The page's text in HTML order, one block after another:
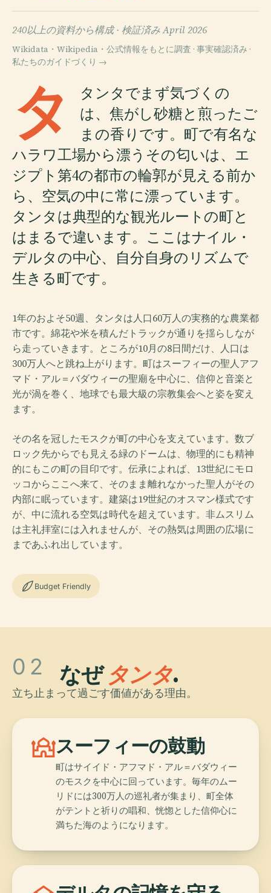
240以上の資料から構成 · 検証済み April 2026
Wikidata・Wikipedia・公式情報をもとに調査 · 事実確認済み ·
私たちのガイドづくり →
タ
タンタでまず気づくの
は、焦がし砂糖と煎ったご
まの香りです。町で有名な
ハラワ工場から漂うその匂いは、エ
ジプト第4の都市の輪郭が見える前か
ら、空気の中に常に漂っています。
タンタは典型的な観光ルートの町と
はまるで違います。ここはナイル・
デルタの中心、自分自身のリズムで
生きる町です。
1年のおよそ50週、タンタは人口60万人の実務的な農業都
市です。綿花や米を積んだトラックが通りを揺らしなが
ら走っていきます。ところが10月の8日間だけ、人口は
300万人へと跳ね上がります。町はスーフィーの聖人アフ
マド・アル＝バダウィーの聖廟を中心に、信仰と音楽と
光が渦を巻く、地球でも最大級の宗教集会へと姿を変え
ます。
その名を冠したモスクが町の中心を支えています。数ブ
ロック先からでも見える緑のドームは、物理的にも精神
的にもこの町の目印です。伝承によれば、13世紀にモロ
ッコからここへ来て、そのまま離れなかった聖人がその
内部に眠っています。建築は19世紀のオスマン様式です
が、中に流れる空気は時代を超えています。非ムスリム
は主礼拝室には入れませんが、その熱気は周囲の広場に
まであふれ出しています。
Budget Friendly
02 なぜタンタ.
立ち止まって過ごす価値がある理由。
mosqueスーフィーの鼓動
町はサイイド・アフマド・アル＝バダウィー
のモスクを中心に回っています。毎年のムー
リドには300万人の巡礼者が集まり、町全体
がテントと祈りの唱和、恍惚とした信仰心に
満ちた海のようになります。